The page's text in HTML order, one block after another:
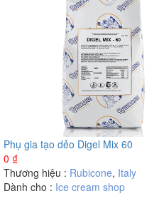
Phụ gia tạo dẻo Digel Mix 60
0 ₫
Thương hiệu : Rubicone, Italy
Dành cho : Ice cream shop